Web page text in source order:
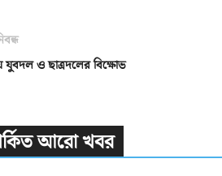
যুবদল ও ছাত্রদলের বিক্ষোভ
আরো খবর